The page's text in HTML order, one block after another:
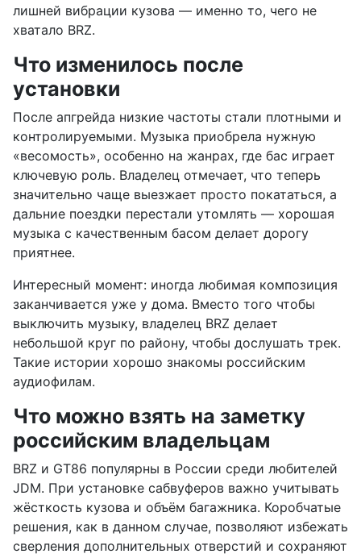
лишней вибрации кузова — именно то, чего не
хватало BRZ.
Что изменилось после
установки
После апгрейда низкие частоты стали плотными и
контролируемыми. Музыка приобрела нужную
«весомость», особенно на жанрах, где бас играет
ключевую роль. Владелец отмечает, что теперь
значительно чаще выезжает просто покататься, а
дальние поездки перестали утомлять — хорошая
музыка с качественным басом делает дорогу
приятнее.
Интересный момент: иногда любимая композиция
заканчивается уже у дома. Вместо того чтобы
выключить музыку, владелец BRZ делает
небольшой круг по району, чтобы дослушать трек.
Такие истории хорошо знакомы российским
аудиофилам.
Что можно взять на заметку
российским владельцам
BRZ и GT86 популярны в России среди любителей
JDM. При установке сабвуферов важно учитывать
жёсткость кузова и объём багажника. Коробчатые
решения, как в данном случае, позволяют избежать
сверления дополнительных отверстий и сохраняют